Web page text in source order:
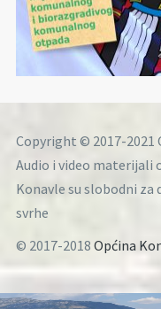
Copyright © 2017-2021
Audio i video materijali
Konavle su slobodni
svrhe
© 2017-2018 Općina